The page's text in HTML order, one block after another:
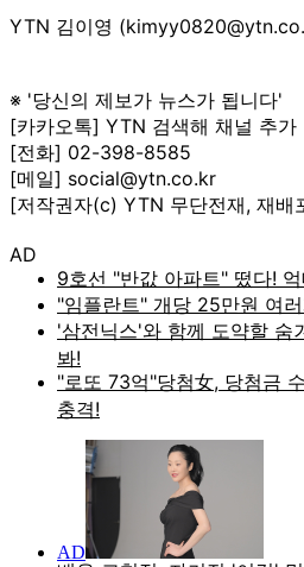
YTN 김이영
※ '당신의 제보가 뉴스가 됩니다'
[카카오톡] YTN 검색해 채널 추가
[전화] 02-398-8585
[메일] social@ytn.co.kr
[저작권자(c) YTN 무단전재, 재배
AD